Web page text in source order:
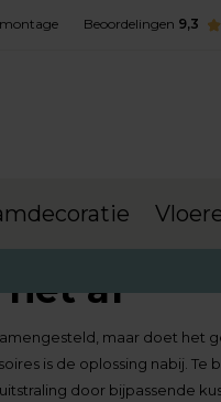
Beoordelingen 9,3
het af
maar doet het
is de oplossing nabij. Te
door bijpassende